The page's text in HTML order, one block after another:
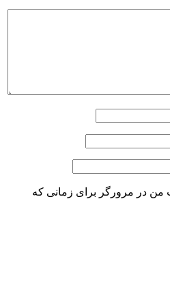
من در مرورگر برای زمانی که